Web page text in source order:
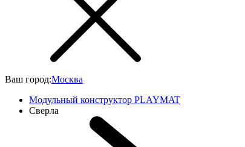
Ваш город:Москва
Модульный конструктор PLAYMAT
Сверла